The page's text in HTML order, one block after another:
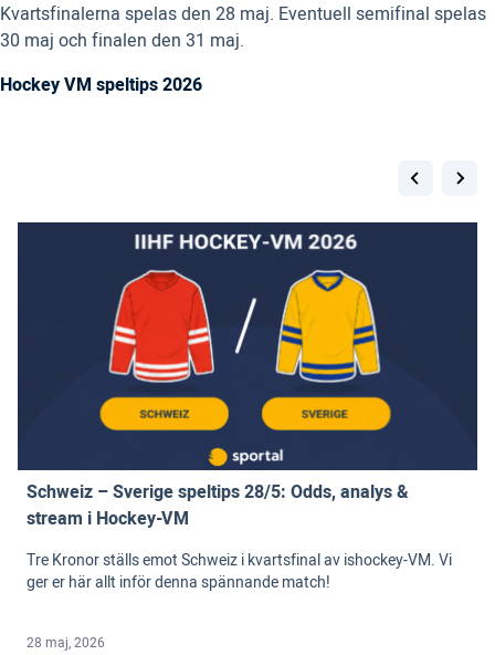
Kvartsfinalerna spelas den 28 maj. Eventuell semifinal spelas
30 maj och finalen den 31 maj.
Hockey VM speltips 2026
Schweiz – Sverige speltips 28/5: Odds, analys &
stream i Hockey-VM
Tre Kronor ställs emot Schweiz i kvartsfinal av ishockey-VM. Vi
ger er här allt inför denna spännande match!
28 maj, 2026